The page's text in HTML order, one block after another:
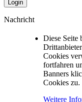
Nachricht
Diese Seite
Cookies
fortfahren
Banners
Cookies zu.
Weitere